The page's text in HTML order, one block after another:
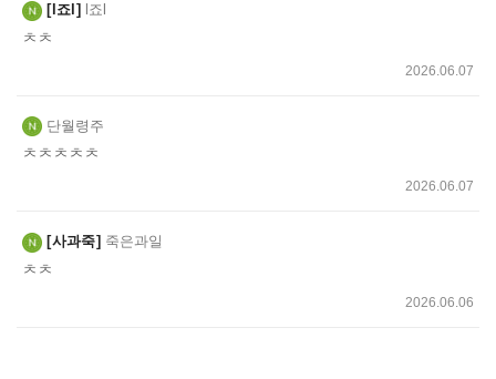
l죠l l죠l
ㅊㅊ
2026.06.07
단월령주
ㅊㅊㅊㅊㅊ
2026.06.07
사과죽 죽은과일
ㅊㅊ
2026.06.06